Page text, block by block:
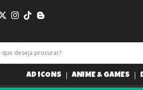
AD ICONS ANIME & GAMES